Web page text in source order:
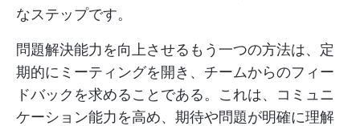
なステップです。
問題解決能力を向上させるもう一つの方法は、定
期的にミーティングを開き、チームからのフィー
ドバックを求めることである。これは、コミュニ
ケーション能力を高め、期待や問題が明確に理解